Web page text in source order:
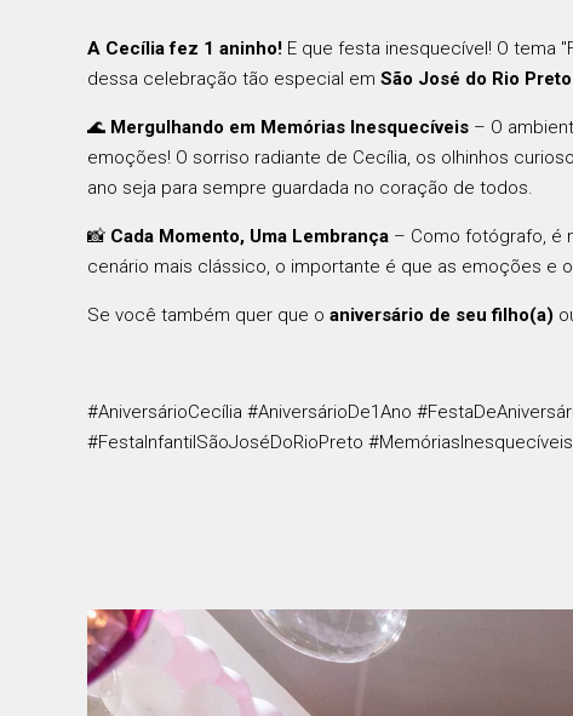
A Cecília fez 1 aninho! E que festa inesquecível! O tema
dessa celebração tão especial em São José do Rio Preto
🌊 Mergulhando em Memórias Inesquecíveis – O
emoções! O sorriso radiante de Cecília, os olhinhos
ano seja para sempre guardada no coração de todos.
📸 Cada Momento, Uma Lembrança – Como fotógrafo, é
cenário mais clássico, o importante é que as emoções e
Se você também quer que o aniversário de seu filho(a)
#AniversárioCecília #AniversárioDe1Ano
#FestaInfantilSãoJoséDoRioPreto